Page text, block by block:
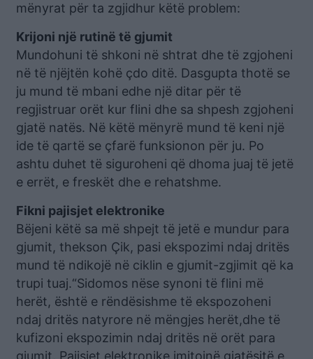
mënyrat për ta zgjidhur këtë problem:
Krijoni një rutinë të gjumit
Mundohuni të shkoni në shtrat dhe të zgjoheni
në të njëjtën kohë çdo ditë. Dasgupta thotë se
ju mund të mbani edhe një ditar për të
regjistruar orët kur flini dhe sa shpesh zgjoheni
gjatë natës. Në këtë mënyrë mund të keni një
ide të qartë se çfarë funksionon për ju. Po
ashtu duhet të siguroheni që dhoma juaj të jetë
e errët, e freskët dhe e rehatshme.
Fikni pajisjet elektronike
Bëjeni këtë sa më shpejt të jetë e mundur para
gjumit, thekson Çik, pasi ekspozimi ndaj dritës
mund të ndikojë në ciklin e gjumit-zgjimit që ka
trupi tuaj.“Sidomos nëse synoni të flini më
herët, është e rëndësishme të ekspozoheni
ndaj dritës natyrore në mëngjes herët,dhe të
kufizoni ekspozimin ndaj dritës në orët para
gjumit. Pajisjet elektronike imitojnë gjatësitë e